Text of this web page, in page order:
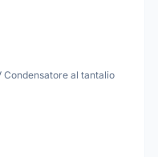
Condensatore al tantalio